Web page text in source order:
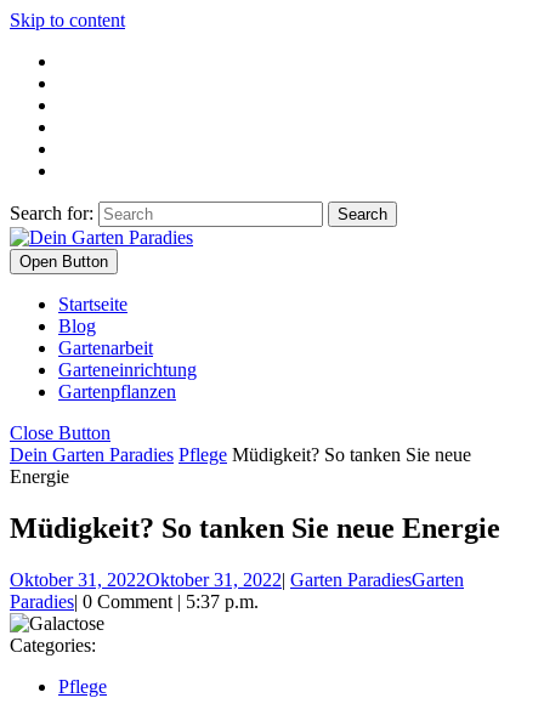
Skip to content
Search for:
Open Button
Startseite
Blog
Gartenarbeit
Garteneinrichtung
Gartenpflanzen
Close Button
Dein Garten Paradies Pflege Müdigkeit? So tanken Sie neue
Energie
Müdigkeit? So tanken Sie neue Energie
Oktober 31, 2022Oktober 31, 2022| Garten ParadiesGarten
Paradies| 0 Comment | 5:37 p.m.
Categories:
Pflege